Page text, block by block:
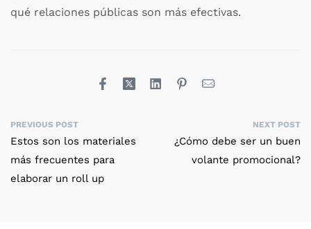
qué relaciones públicas son más efectivas.
PREVIOUS POST
Estos son los materiales
más frecuentes para
elaborar un roll up
NEXT POST
¿Cómo debe ser un buen
volante promocional?